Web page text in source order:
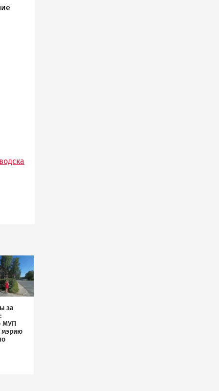
за
МУП
мэрию